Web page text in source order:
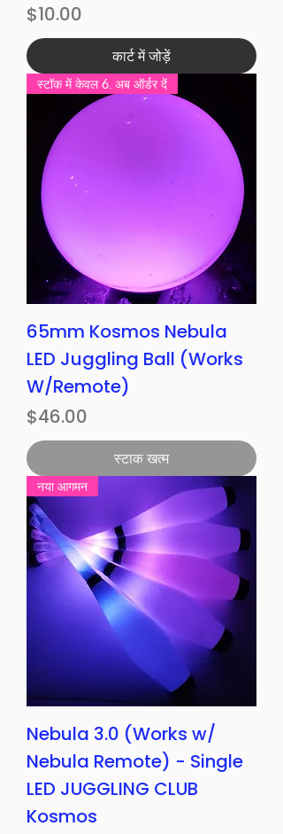
मूल्य
$10.00
कार्ट में जोड़ें
स्टॉक में केवल 6. अब ऑर्डर दें
65mm Kosmos Nebula
LED Juggling Ball (Works
W/Remote)
मूल्य
$46.00
स्टाक खत्म
नया आगमन
Nebula 3.0 (Works w/
Nebula Remote) - Single
LED JUGGLING CLUB
Kosmos